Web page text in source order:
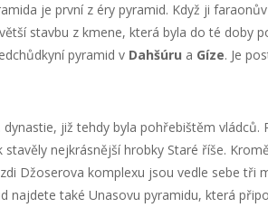
je první z éry pyramid. Když ji
stavbu z kmene, která byla do té doby
pyramid v Dahšúru a Gíze. Je
již tehdy byla pohřebištěm vládců.
stavěly nejkrásnější hrobky Staré říše.
Džoserova komplexu jsou vedle sebe tři
najdete také Unasovu pyramidu, která